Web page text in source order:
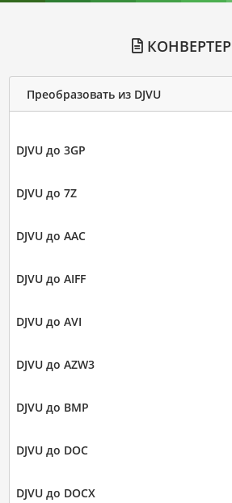
КОНВЕРТЕР
Преобразовать из DJVU
DJVU до 3GP
DJVU до 7Z
DJVU до AAC
DJVU до AIFF
DJVU до AVI
DJVU до AZW3
DJVU до BMP
DJVU до DOC
DJVU до DOCX